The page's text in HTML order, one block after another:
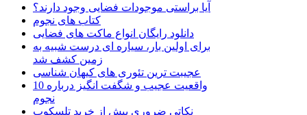
آیا براستی موجودات فضایی وجود دارند؟
کتاب های نجوم
دانلود رایگان انواع ماکت های فضایی
برای اولین بار، سیاره ای درست شبیه به
زمین کشف شد
عجیبت ترین تئوری های کیهان شناسی
10 واقعیت عجیب و شگفت انگیز درباره
نجوم
نکاتی ضروری پیش از خرید تلسکوپ